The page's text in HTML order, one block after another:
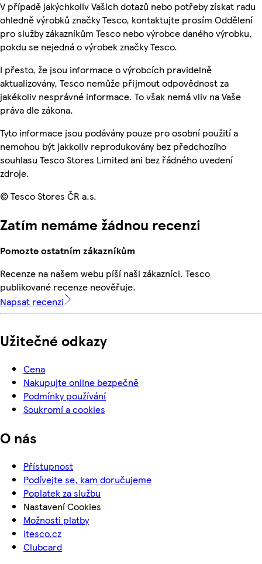
V případě jakýchkoliv Vašich dotazů nebo potřeby získat radu
ohledně výrobků značky Tesco, kontaktujte prosím Oddělení
pro služby zákazníkům Tesco nebo výrobce daného výrobku,
pokdu se nejedná o výrobek značky Tesco.
I přesto, že jsou informace o výrobcích pravidelně
aktualizovány, Tesco nemůže přijmout odpovědnost za
jakékoliv nesprávné informace. To však nemá vliv na Vaše
práva dle zákona.
Tyto informace jsou podávány pouze pro osobní použití a
nemohou být jakkoliv reprodukovány bez předchozího
souhlasu Tesco Stores Limited ani bez řádného uvedení
zdroje.
© Tesco Stores ČR a.s.
Zatím nemáme žádnou recenzi
Pomozte ostatním zákazníkům
Recenze na našem webu píší naši zákazníci. Tesco
publikované recenze neověřuje.
Napsat recenzi
Užitečné odkazy
Cena
Nakupujte online bezpečně
Podmínky používání
Soukromí a cookies
O nás
Přístupnost
Podívejte se, kam doručujeme
Poplatek za službu
Nastavení Cookies
Možnosti platby
itesco.cz
Clubcard